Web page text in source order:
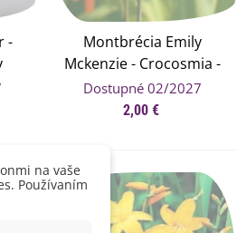
-
Montbrécia Emily
Mckenzie - Crocosmia -
hľuzy montbrécie - 4 ks
Dostupné 02/2027
2,00 €
na vaše
Používaním